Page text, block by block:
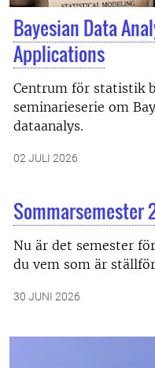
Bayesian Data
Applications
Centrum för statistik
seminarieserie om
dataanalys.
02 JULI 2026
Sommarsemester
Nu är det semester
du vem som är
30 JUNI 2026